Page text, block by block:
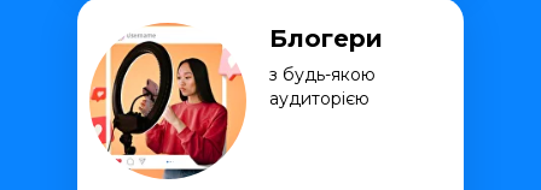
Блогери
з будь-якою
аудиторією